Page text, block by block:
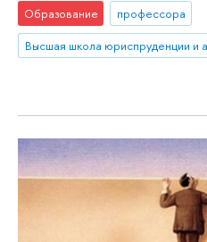
Образование
профессора